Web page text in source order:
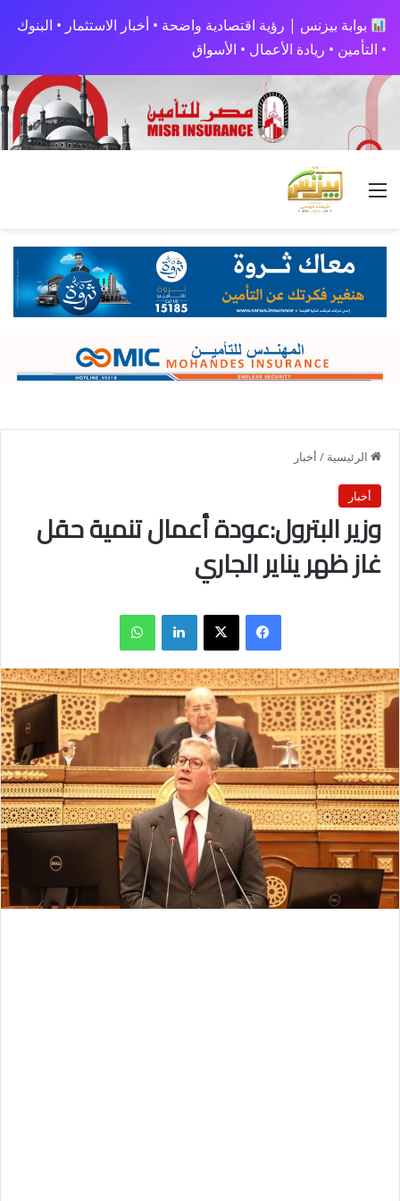
بوابة بيزنس | رؤية اقتصادية واضحة • أخبار الاستثمار • البنوك
• التأمين • ريادة الأعمال • الأسواق
القائمة
الرئيسية / أخبار
أخبار
وزير البترول:عودة أعمال تنمية حقل
غاز ظهر يناير الجاري
فيسبوك X لينكدإن